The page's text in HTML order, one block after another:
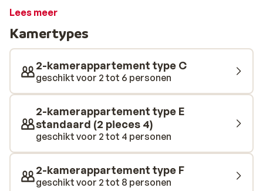
op slechts 100 meter, waarna je super snel weer in de
het een lange dag geweest? Dan is het heerlijk om even
bij te komen in het binnenzwembad of de sauna. Heb je
toch nog wat energie over? Sluit je dan aan bij de altijd
gezellige après-ski in de Yeti bar, die zich onder de
residence bevindt. Om de volgende dag ook weer goed
te beginnen, is het mogelijk om 's avonds alvast verse
croissantjes te bestellen voor de volgende ochtend. Zo
hoef je je dag niet te beginnen in de rij bij de bakker,
maar kun je heerlijk relaxed wakker worden. Dat is pas
Lees meer
Kamertypes
2-kamerappartement type C
geschikt voor 2 tot 6 personen
2-kamerappartement type E
standaard (2 pieces 4)
geschikt voor 2 tot 4 personen
2-kamerappartement type F
geschikt voor 2 tot 8 personen